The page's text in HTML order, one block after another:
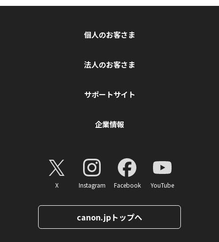
個人のお客さま
法人のお客さま
サポートサイト
企業情報
X Instagram Facebook YouTube
canon.jpトップへ